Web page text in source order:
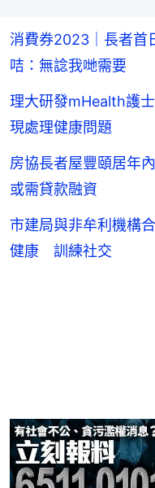
消費券2023｜長者首
咭：無諗我哋需要
理大研發mHealth護
現處理健康問題
房協長者屋豐頤居年
或需貸款融資
市建局與非牟利機構
健康 訓練社交